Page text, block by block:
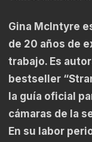
Gina McIntyre
de 20 años de
trabajo. Es
bestseller
la guía oficial
cámaras de la
En su labor